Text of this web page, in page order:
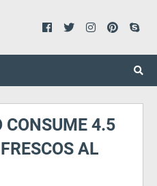
CONSUME 4.5
AL